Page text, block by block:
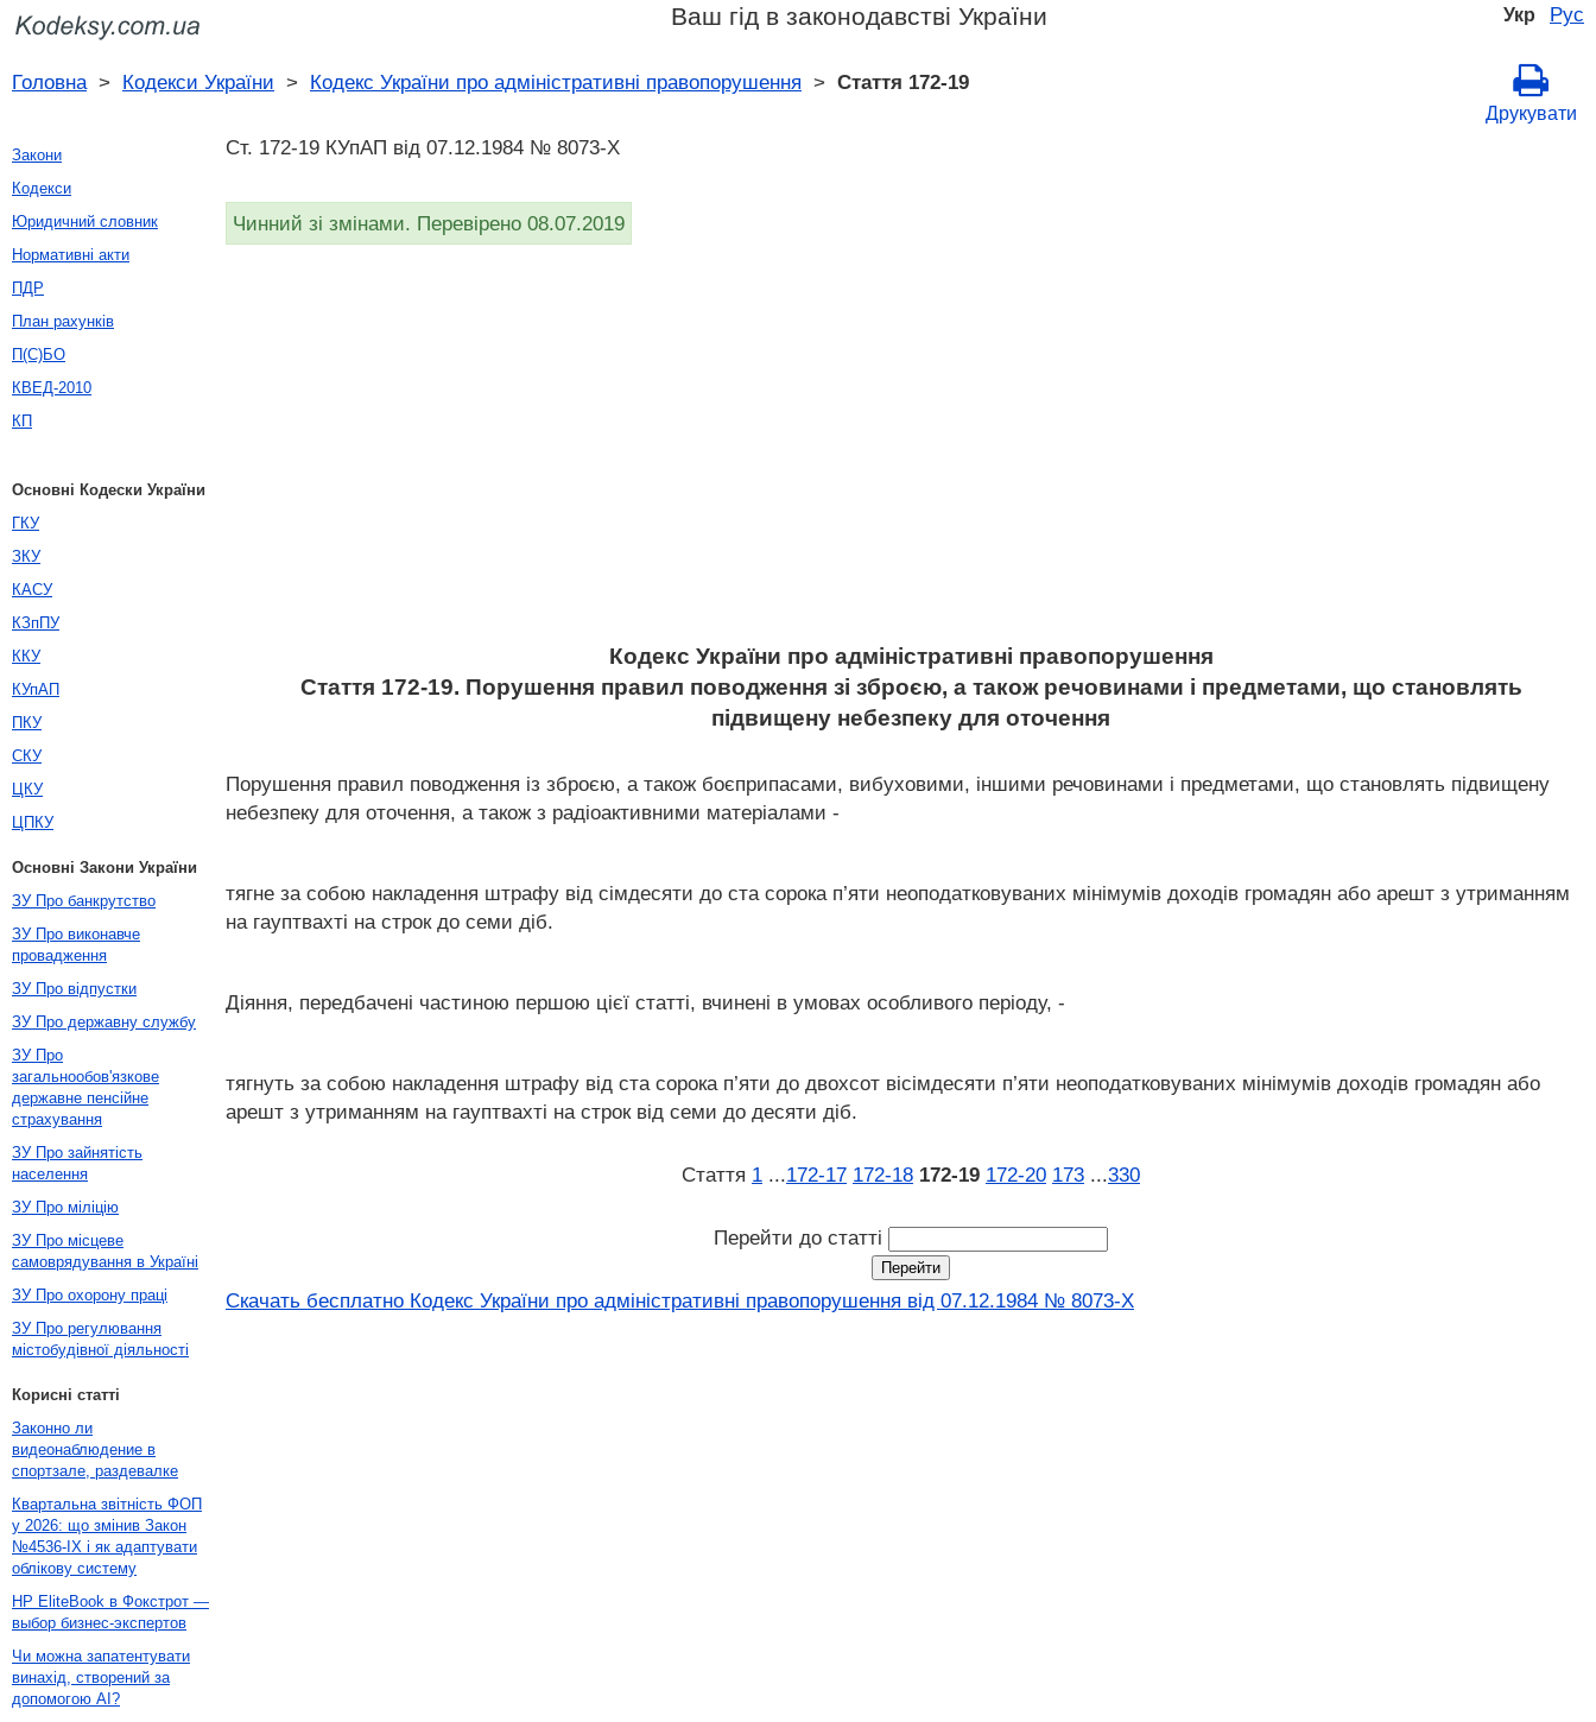
Укр Рус
Ваш гід в законодавстві України
Головна> Кодекси України > Кодекс України про адміністративні правопорушення > Стаття 172-19
Друкувати
Ст. 172-19 КУпАП вiд 07.12.1984 № 8073-X
Чинний зі змінами. Перевірено 08.07.2019
Кодекс України про адміністративні правопорушення
Стаття 172-19. Порушення правил поводження зі зброєю, а також речовинами і предметами, що становлять
підвищену небезпеку для оточення
Порушення правил поводження із зброєю, а також боєприпасами, вибуховими, іншими речовинами і предметами, що становлять підвищену
небезпеку для оточення, а також з радіоактивними матеріалами -
тягне за собою накладення штрафу від сімдесяти до ста сорока п’яти неоподатковуваних мінімумів доходів громадян або арешт з утриманням
на гауптвахті на строк до семи діб.
Діяння, передбачені частиною першою цієї статті, вчинені в умовах особливого періоду, -
тягнуть за собою накладення штрафу від ста сорока п’яти до двохсот вісімдесяти п’яти неоподатковуваних мінімумів доходів громадян або
арешт з утриманням на гауптвахті на строк від семи до десяти діб.
Стаття 1 ...172‑17 172‑18 172‑19 172‑20 173 ...330
Перейти до статті
Скачать бесплатно Кодекс України про адміністративні правопорушення вiд 07.12.1984 № 8073-X
Закони
Кодекси
Юридичний словник
Нормативні акти
ПДР
План рахунків
П(С)БО
КВЕД-2010
КП
Основні Кодески України
ГКУ
ЗКУ
КАСУ
КЗпПУ
ККУ
КУпАП
ПКУ
СКУ
ЦКУ
ЦПКУ
Основні Закони України
ЗУ Про банкрутство
ЗУ Про виконавче
провадження
ЗУ Про відпустки
ЗУ Про державну службу
ЗУ Про
загальнообов'язкове
державне пенсійне
страхування
ЗУ Про зайнятість
населення
ЗУ Про міліцію
ЗУ Про місцеве
самоврядування в Україні
ЗУ Про охорону праці
ЗУ Про регулювання
містобудівної діяльності
Корисні статті
Законно ли
видеонаблюдение в
спортзале, раздевалке
Квартальна звітність ФОП
у 2026: що змінив Закон
№4536-IX і як адаптувати
облікову систему
HP EliteBook в Фокстрот —
выбор бизнес-экспертов
Чи можна запатентувати
винахід, створений за
допомогою AI?